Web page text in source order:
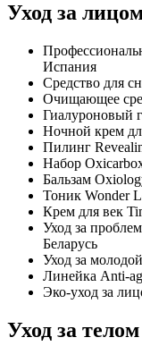
Уход за
Испания
⁠Средство для
Очищающее
Гиалуроновый
Ночной крем
Пилинг
Набор
Бальзам
Тоник Wonder
Крем для век
Уход за
Беларусь
Уход за
Линейка Anti-
Эко-уход за
Уход за